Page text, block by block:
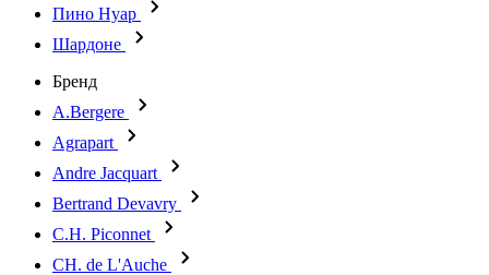
Пино Нуар
Шардоне
Бренд
A.Bergere
Agrapart
Andre Jacquart
Bertrand Devavry
C.H. Piconnet
CH. de L'Auche